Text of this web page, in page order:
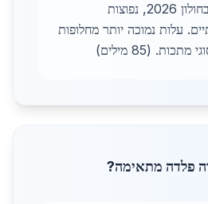
חיסכון בזמן בנייה. בחולון 2026, נפוצות
עלות נמוכה יותר מחלופות
(85 מילים)
פלדה מתאימה?